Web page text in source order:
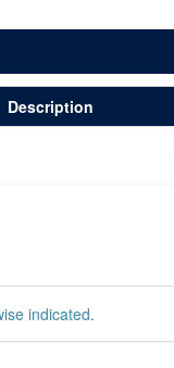
Description
indicated.